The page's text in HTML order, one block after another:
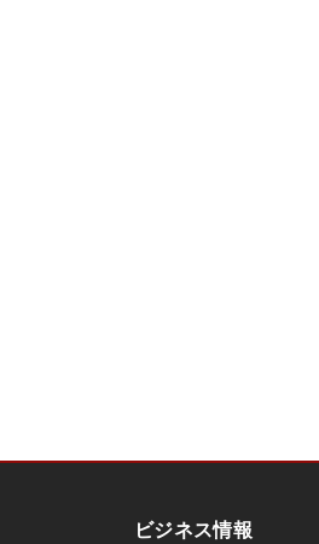
ビジネス情報